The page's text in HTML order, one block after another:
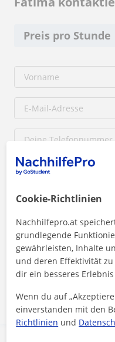
Preis pro Stunde
Durch Klicken auf eine der
Impressumund unserer
Cookie-Richtlinien
Nachhilfepro.at
grundlegende
gewährleisten, Inhalte
und deren Effektivität
dir ein besseres
Wenn du auf
einverstanden mit den
Richtlinien und